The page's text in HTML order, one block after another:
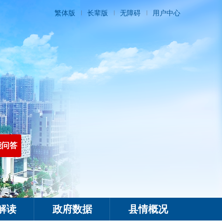
繁体版 长辈版 无障碍 用户中心
答
读 政府数据 县情概况